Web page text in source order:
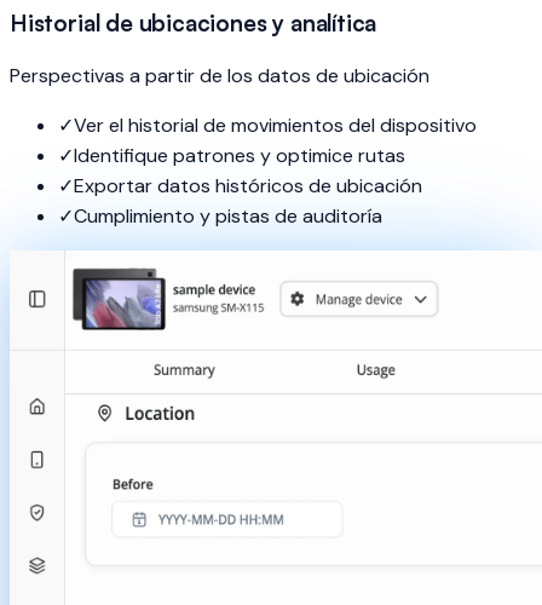
Historial de ubicaciones y analítica
Perspectivas a partir de los datos de ubicación
✓Ver el historial de movimientos del dispositivo
✓Identifique patrones y optimice rutas
✓Exportar datos históricos de ubicación
✓Cumplimiento y pistas de auditoría